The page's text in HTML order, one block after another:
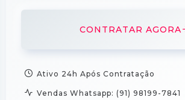
CONTRATAR AGORA
Ativo 24h Após Contratação
Vendas Whatsapp: (91) 98199-7841